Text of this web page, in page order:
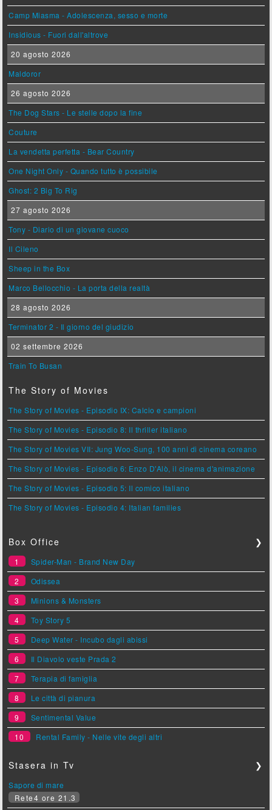
Camp Miasma - Adolescenza, sesso e morte
Insidious - Fuori dall'altrove
20 agosto 2026
Maldoror
26 agosto 2026
The Dog Stars - Le stelle dopo la fine
Couture
La vendetta perfetta - Bear Country
One Night Only - Quando tutto è possibile
Ghost: 2 Big To Rig
27 agosto 2026
Tony - Diario di un giovane cuoco
Il Cileno
Sheep in the Box
Marco Bellocchio - La porta della realtà
28 agosto 2026
Terminator 2 - Il giorno del giudizio
02 settembre 2026
Train To Busan
The Story of Movies
The Story of Movies - Episodio IX: Calcio e campioni
The Story of Movies - Episodio 8: Il thriller italiano
The Story of Movies VII: Jung Woo-Sung, 100 anni di cinema coreano
The Story of Movies - Episodio 6: Enzo D'Alò, il cinema d'animazione
The Story of Movies - Episodio 5: Il comico italiano
The Story of Movies - Episodio 4: Italian families
Box Office ❯
1
Spider-Man - Brand New Day
2
Odissea
3
Minions & Monsters
4
Toy Story 5
5
Deep Water - Incubo dagli abissi
6
Il Diavolo veste Prada 2
7
Terapia di famiglia
8
Le città di pianura
9
Sentimental Value
10
Rental Family - Nelle vite degli altri
Stasera in Tv ❯
Sapore di mare
Rete4 ore 21.3